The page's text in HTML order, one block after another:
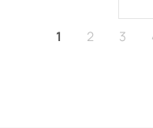
Aktualnie
1 Strona
2 3